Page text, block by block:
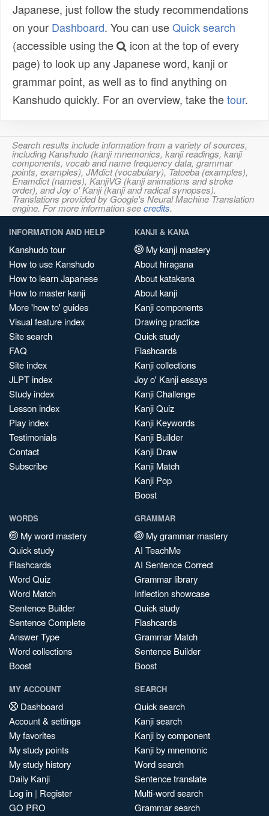
Japanese, just follow the study recommendations
on your Dashboard. You can useQuick search
(accessible using the
icon at the top of every
page) to look up any Japanese word, kanji or
grammar point, as well as to find anything on
Kanshudo quickly. For an overview, take thetour.
Search results include information from a variety of sources,
including Kanshudo (kanji mnemonics, kanji readings, kanji
components, vocab and name frequency data, grammar
points, examples), JMdict (vocabulary), Tatoeba (examples),
Enamdict (names), KanjiVG (kanji animations and stroke
order), and Joy o' Kanji (kanji and radical synopses).
Translations provided by Google's Neural Machine Translation
engine. For more information seecredits.
INFORMATION AND HELP
Kanshudo tour
How to use Kanshudo
How to learn Japanese
How to master kanji
More 'how to' guides
Visual feature index
Site search
FAQ
Site index
JLPT index
Study index
Lesson index
Play index
Testimonials
Contact
Subscribe
KANJI & KANA
My kanji mastery
About hiragana
About katakana
About kanji
Kanji components
Drawing practice
Quick study
Flashcards
Kanji collections
Joy o' Kanji essays
Kanji Challenge
Kanji Quiz
Kanji Keywords
Kanji Builder
Kanji Draw
Kanji Match
Kanji Pop
Boost
WORDS
My word mastery
Quick study
Flashcards
Word Quiz
Word Match
Sentence Builder
Sentence Complete
Answer Type
Word collections
Boost
GRAMMAR
My grammar mastery
AI TeachMe
AI Sentence Correct
Grammar library
Inflection showcase
Quick study
Flashcards
Grammar Match
Sentence Builder
Boost
MY ACCOUNT
Dashboard
Account & settings
My favorites
My study points
My study history
Daily Kanji
Log in | Register
GO PRO
SEARCH
Quick search
Kanji search
Kanji by component
Kanji by mnemonic
Word search
Sentence translate
Multi-word search
Grammar search